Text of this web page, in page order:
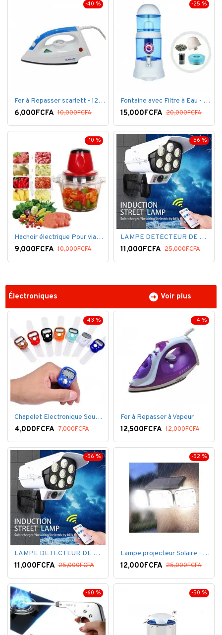
-40 %
Fer à Repasser scarlett - 1200 W - Bleu Blanc
6,000FCFA 10,000FCFA
-25 %
Fontaine avec Filtre à Eau - 16 Litres - Blanc
15,000FCFA 20,000FCFA
-10 %
Hachoir électrique Pour viandes et légumes -Rouge
9,000FCFA 10,000FCFA
-56 %
LAMPE DETECTEUR DE MOUVEMENT SOLAR SENSOR LIGHT
11,000FCFA 25,000FCFA
Électroniques Voir plus
-43 %
Chapelet Electronique Sous Forme De Bague Tasbih
4,000FCFA 7,000FCFA
--4 %
Fer à Repasser à Vapeur
12,500FCFA 12,000FCFA
-56 %
LAMPE DETECTEUR DE MOUVEMENT SOLAR SENSOR LIGHT
11,000FCFA 25,000FCFA
-52 %
Lampe projecteur Solaire - Détecteur de mouvement - Intelligente 3 Face
12,000FCFA 25,000FCFA
-60 % -50 %